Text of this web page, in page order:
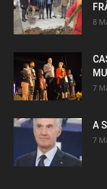
8
7
A
7